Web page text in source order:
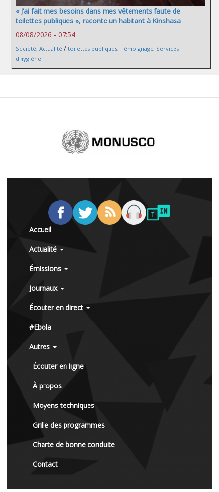
« J’ai fait mes besoins dans mes vêtements faute de
toilettes publiques », raconte un habitant à Kinshasa
08/08/2026 - 07:54
Société, Actualité / toilettes publiques, Témoignage, Services
d'hygiène
Accueil
Actualité
Émissions
Journaux
Écouter en direct
#Ebola
Autres
Écouter en ligne
À propos
Moyens techniques
Grille des programmes
Charte de bonne conduite
Contact